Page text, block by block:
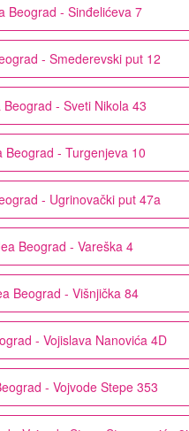
Beograd - Sinđelićeva 7
- Smederevski put 12
Beograd - Sveti Nikola 43
Beograd - Turgenjeva 10
- Ugrinovački put 47a
Beograd - Vareška 4
Beograd - Višnjička 84
- Vojislava Nanovića 4D
- Vojvode Stepe 353